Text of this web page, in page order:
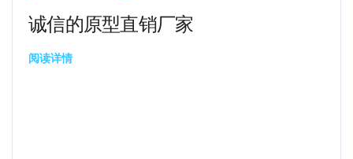
诚信的原型直销厂家
阅读详情